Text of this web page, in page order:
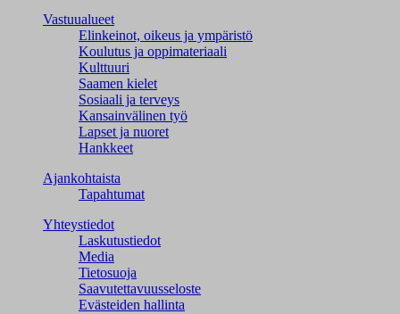
Vastuualueet
Elinkeinot, oikeus ja ympäristö
Koulutus ja oppimateriaali
Kulttuuri
Saamen kielet
Sosiaali ja terveys
Kansainvälinen työ
Lapset ja nuoret
Hankkeet
Ajankohtaista
Tapahtumat
Yhteystiedot
Laskutustiedot
Media
Tietosuoja
Saavutettavuusseloste
Evästeiden hallinta